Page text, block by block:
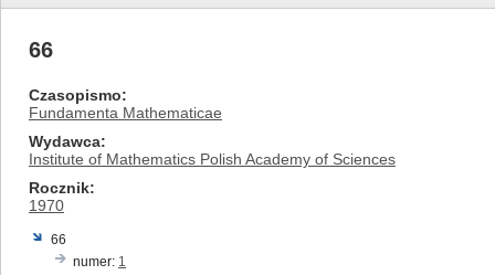
66
Czasopismo
Fundamenta Mathematicae
Wydawca
Institute of Mathematics Polish Academy of Sciences
Rocznik
1970
66
numer: 1